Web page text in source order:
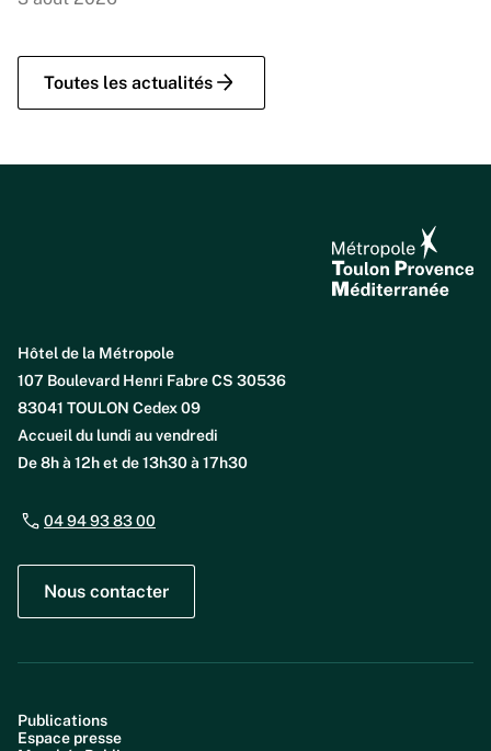
Toutes les actualités
Hôtel de la Métropole
107 Boulevard Henri Fabre CS 30536
83041 TOULON Cedex 09
Accueil du lundi au vendredi
De 8h à 12h et de 13h30 à 17h30
04 94 93 83 00
Nous contacter
Publications
Espace presse